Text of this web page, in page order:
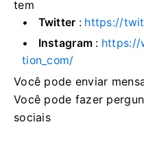
tem
Twitter : https://
Instagram : https://
tion_com/
Você pode enviar
Você pode fazer
sociais